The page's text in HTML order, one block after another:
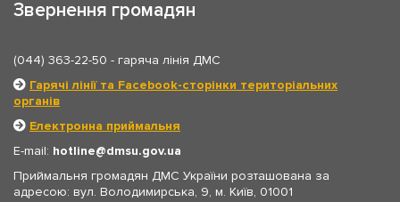
Звернення громадян
(044) 363-22-50 - гаряча лінія ДМС
Гарячі лінії та Facebook-сторінки територіальних
органів
Електронна приймальня
E-mail: hotline
dmsu.gov.ua
Приймальня громадян ДМС України розташована за
адресою: вул. Володимирська, 9, м. Київ, 01001